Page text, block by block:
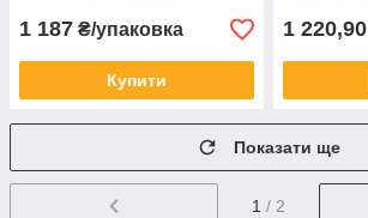
1 187 ₴/упаковка
Купити
1 220,90
Показати ще
1 / 2